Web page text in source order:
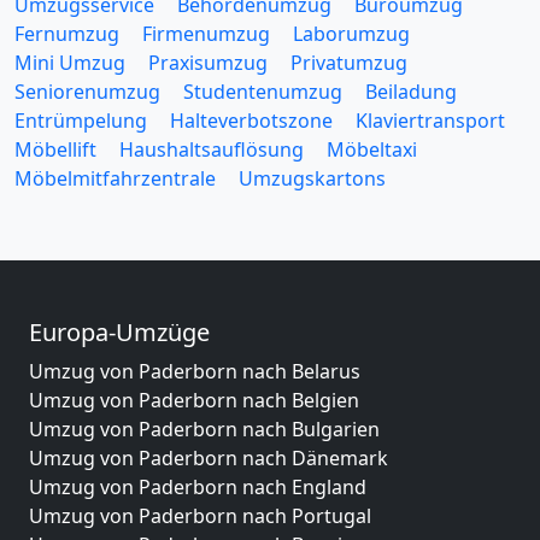
Fernumzug
Firmenumzug
Laborumzug
Mini Umzug
Praxisumzug
Privatumzug
Seniorenumzug
Studentenumzug
Beiladung
Entrümpelung
Halteverbotszone
Klaviertransport
Möbellift
Haushaltsauflösung
Möbeltaxi
Möbelmitfahrzentrale
Umzugskartons
Europa-Umzüge
Umzug von Paderborn nach Belarus
Umzug von Paderborn nach Belgien
Umzug von Paderborn nach Bulgarien
Umzug von Paderborn nach Dänemark
Umzug von Paderborn nach England
Umzug von Paderborn nach Portugal